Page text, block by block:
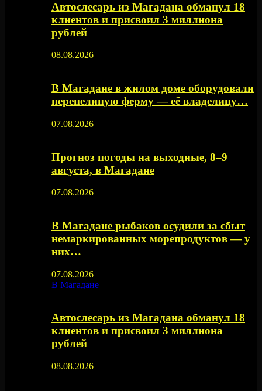
Автослесарь из Магадана обманул 18
клиентов и присвоил 3 миллиона
рублей
08.08.2026
В Магадане в жилом доме оборудовали
перепелиную ферму — её владелицу…
07.08.2026
Прогноз погоды на выходные, 8–9
августа, в Магадане
07.08.2026
В Магадане рыбаков осудили за сбыт
немаркированных морепродуктов — у
них…
07.08.2026
В Магадане
Автослесарь из Магадана обманул 18
клиентов и присвоил 3 миллиона
рублей
08.08.2026